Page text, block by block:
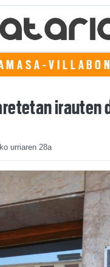
irauten
urriaren 28a